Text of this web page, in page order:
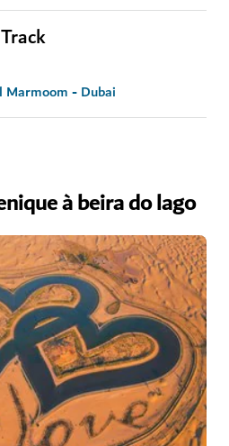
Marmoom - Dubai
à beira do lago